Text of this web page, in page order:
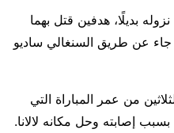
بديلًا، هدفين قتل بهما
جاء عن طريق السنغالي ساديو
من عمر المباراة التي
إصابته وحل مكانه لالانا.